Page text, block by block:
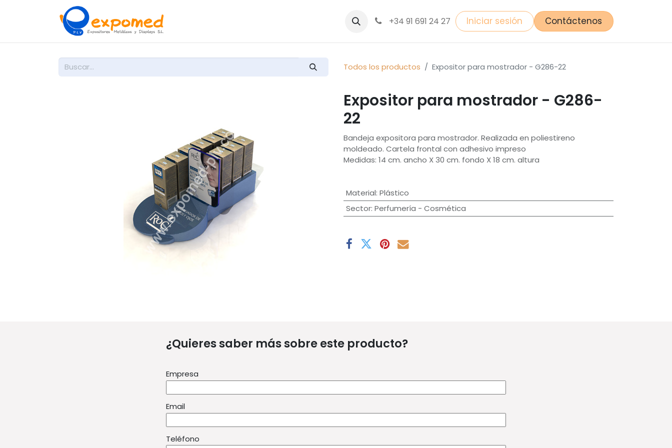
+34 91 691 24 27 Iniciar sesión Contáctenos
Todos los productos Expositor para mostrador - G286-22
Expositor para mostrador - G286-
22
Bandeja expositora para mostrador. Realizada en poliestireno
moldeado. Cartela frontal con adhesivo impreso
Medidas: 14 cm. ancho X 30 cm. fondo X 18 cm. altura
Material: Plástico
Sector: Perfumería - Cosmética
¿Quieres saber más sobre este producto?
Empresa
Email
Teléfono